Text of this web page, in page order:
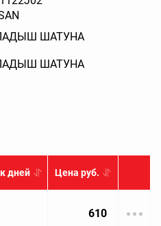
ШАТУНА
ШАТУНА
дней Цена руб.
610